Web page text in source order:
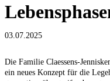
03.07.2025
Die Familie Claessens-
ein neues Konzept für die